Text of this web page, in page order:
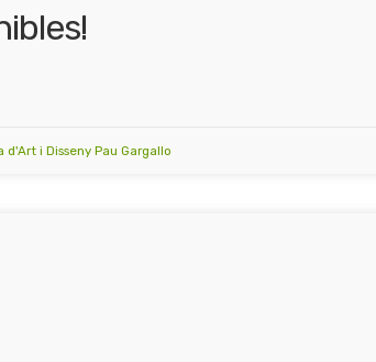
d'Art i Disseny Pau Gargallo